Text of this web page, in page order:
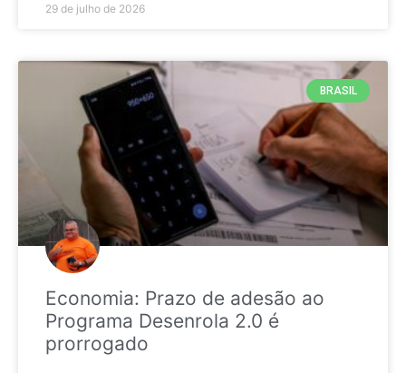
29 de julho de 2026
BRASIL
Economia: Prazo de adesão ao
Programa Desenrola 2.0 é
prorrogado